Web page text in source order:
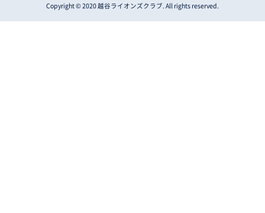
Copyright © 2020 越谷ライオンズクラブ. All rights reserved.